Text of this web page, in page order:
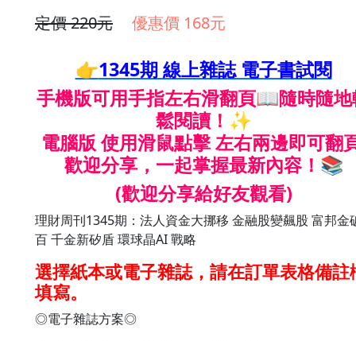
定價 220元 優惠價 168元
👉1345期 線上雜誌 電子書試閱
手機版可用手指左右滑翻頁📖隨時隨
鬆閱讀！✨
電腦版 使用滑鼠點擊 左右兩邊即可翻
歡迎分享，一起掌握最新內容！ 📚
(歡迎分享給好友觀看)
理財周刊1345期：法人資金大挪移 金融股變飆股 富邦金
百 千金新矽盾 環球晶AI 戰略
選擇紙本或電子雜誌，請在訂單表格備註
填寫。
◎電子雜誌方案◎